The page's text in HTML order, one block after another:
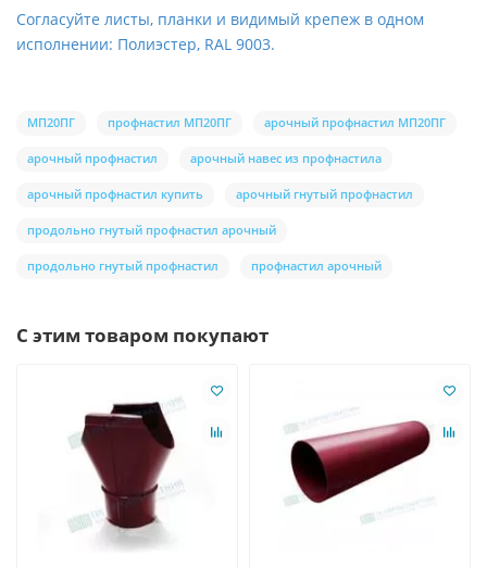
Согласуйте листы, планки и видимый крепеж в одном
исполнении: Полиэстер, RAL 9003.
МП20ПГ профнастил МП20ПГ арочный профнастил МП20ПГ
арочный профнастил арочный навес из профнастила
арочный профнастил купить арочный гнутый профнастил
продольно гнутый профнастил арочный
продольно гнутый профнастил профнастил арочный
С этим товаром покупают